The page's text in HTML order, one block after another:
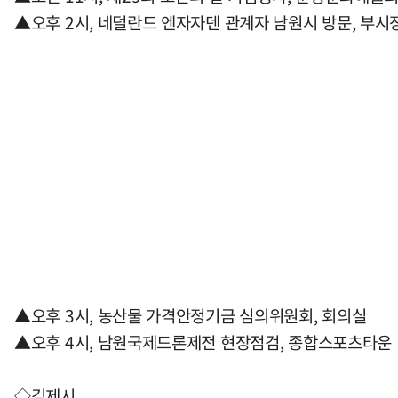
▲오후 2시, 네덜란드 엔자자덴 관계자 남원시 방문, 부시
▲오후 3시, 농산물 가격안정기금 심의위원회, 회의실
▲오후 4시, 남원국제드론제전 현장점검, 종합스포츠타운